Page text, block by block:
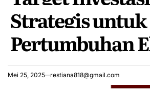
Strategis
Pertumbuhan
Mei 25, 2025 restiana818@gmail.com